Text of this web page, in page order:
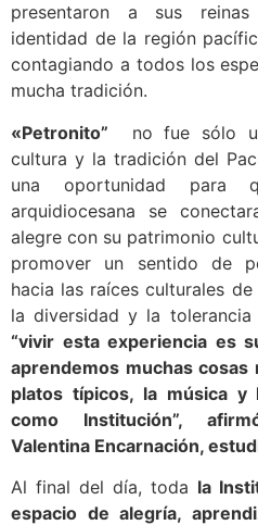
presentaron a sus
identidad de la región
contagiando a todos los
mucha tradición.
«Petronito” no fue sólo
cultura y la tradición del
una oportunidad para
arquidiocesana se
alegre con su patrimonio
promover un sentido de
hacia las raíces culturales
la diversidad y la tolerancia
“vivir esta experiencia es
aprendemos muchas cosas
platos típicos, la música
como Institución”,
Valentina Encarnación,
Al final del día, toda la
espacio de alegría,